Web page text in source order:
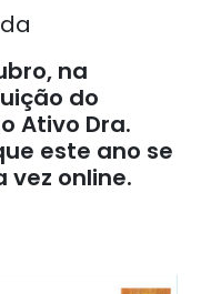
na
do
Ativo Dra.
este ano se
vez online.